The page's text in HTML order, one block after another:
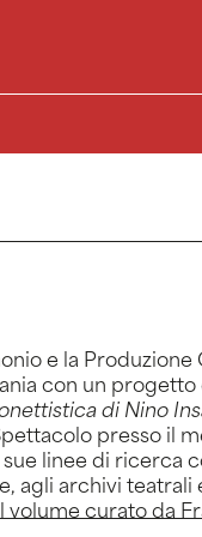
e la
con un
di Nino
presso il
sue linee di ricerca
agli archivi
curato da